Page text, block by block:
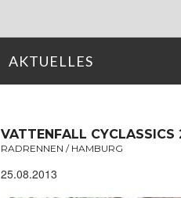
AKTUELLES
VATTENFALL CYCLASSICS
RADRENNEN / HAMBURG
25.08.2013